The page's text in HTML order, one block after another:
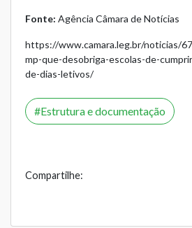
Fonte: Agência Câmara de Notícias
https://www.camara.leg.br/noticias/
mp-que-desobriga-escolas-de-
de-dias-letivos/
Estrutura e documentação
Compartilhe: